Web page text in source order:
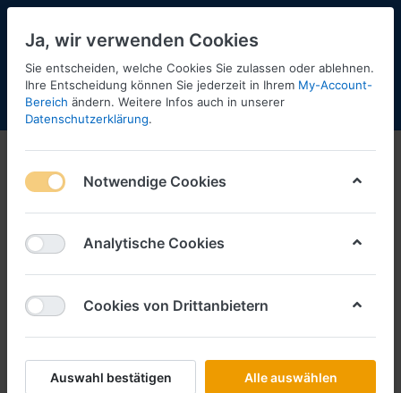
Menü Anmelden Shopaktualisierung
Ja, wir verwenden Cookies
Sie entscheiden, welche Cookies Sie zulassen oder ablehnen.
Ihre Entscheidung können Sie jederzeit in Ihrem My-Account-
Bereich ändern. Weitere Infos auch in unserer
Datenschutzerklärung.
Notwendige Cookies
Analytische Cookies
Cookies von Drittanbietern
Auswahl bestätigen Alle auswählen